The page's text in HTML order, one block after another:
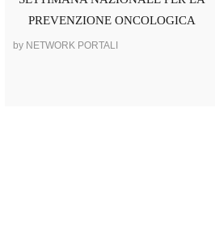
PREVENZIONE ONCOLOGICA
by NETWORK PORTALI